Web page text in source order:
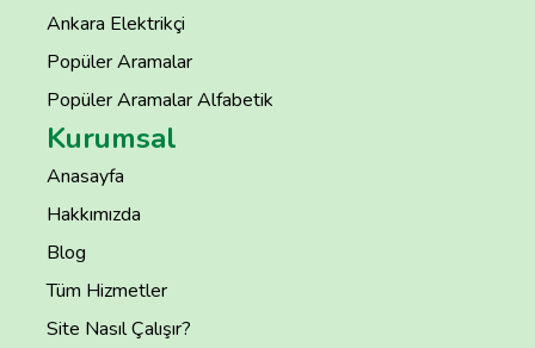
Ankara Elektrikçi
Popüler Aramalar
Popüler Aramalar Alfabetik
Kurumsal
Anasayfa
Hakkımızda
Blog
Tüm Hizmetler
Site Nasıl Çalışır?